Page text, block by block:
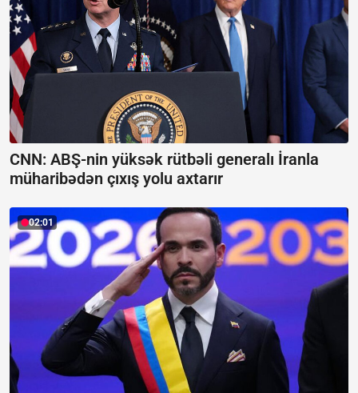
CNN: ABŞ-nin yüksək rütbəli generalı İranla
müharibədən çıxış yolu axtarır
02:01